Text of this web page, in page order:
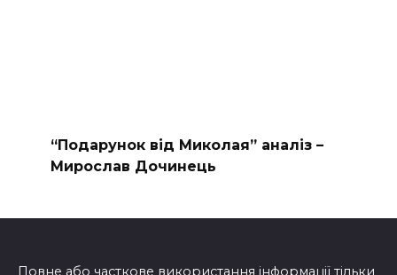
“Подарунок від Миколая” аналіз –
Мирослав Дочинець
Повне або часткове використання інформації тільки